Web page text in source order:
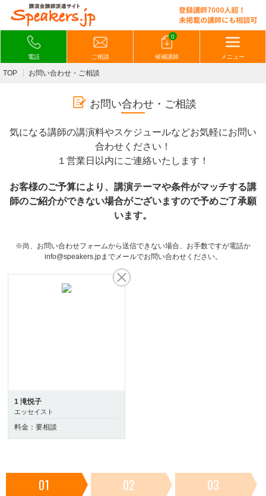
電話 ご相談
0
候補講師 メニュー
TOP お問い合わせ・ご相談
お問い合わせ・ご相談
気になる講師の講演料やスケジュールなどお気軽にお問い
合わせください！
１営業日以内にご連絡いたします！
お客様のご予算により、講演テーマや条件がマッチする講
師のご紹介ができない場合がございますので予めご了承願
います。
※尚、お問い合わせフォームから送信できない場合、お手数ですが電話か
info@speakers.jpまでメールでお問い合わせください。
1 滝悦子
エッセイスト
料金：要相談
01 02 03